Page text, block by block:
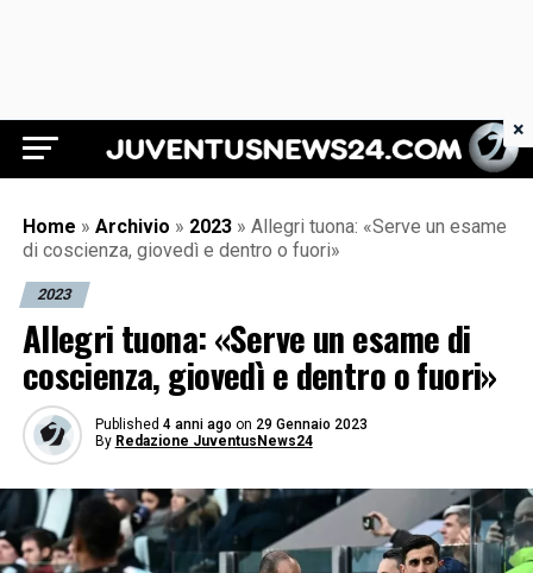
Juventus News 24
Home » Archivio » 2023 » Allegri tuona: «Serve un esame
di coscienza, giovedì e dentro o fuori»
2023
Allegri tuona: «Serve un esame di
coscienza, giovedì e dentro o fuori»
Published 4 anni ago on 29 Gennaio 2023
By Redazione JuventusNews24
×